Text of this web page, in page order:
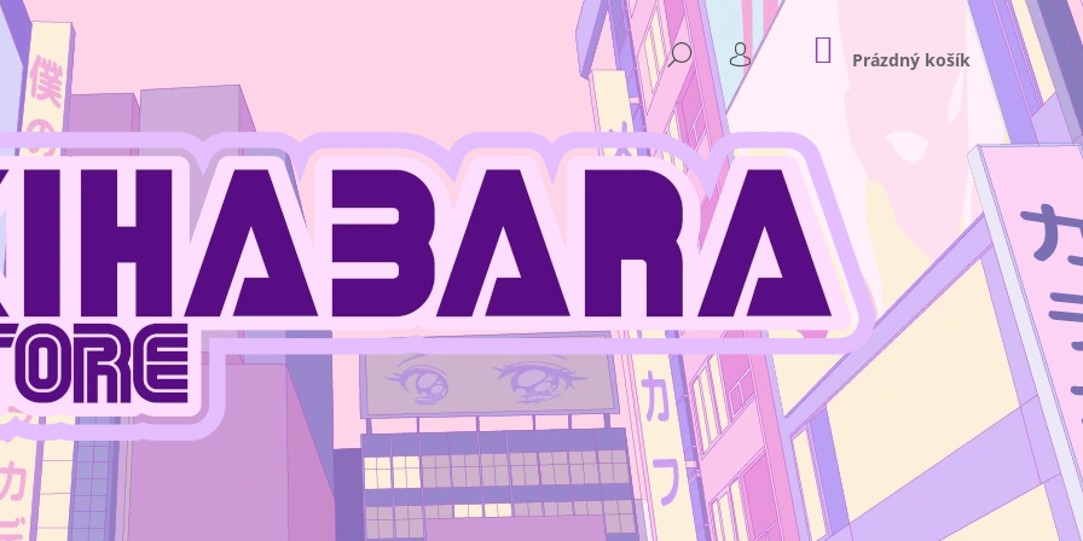
HLEDAT
PŘIHLÁŠENÍ
NÁKUPNÍ
KOŠÍK
Prázdný košík
CO POTŘEBUJETE NAJÍT?
HLEDAT
DOPORUČUJEME
KAISEN - MEGUMI FUSHIGURO ONE PIECE - MONKEY D. LUFFY GEAR 4